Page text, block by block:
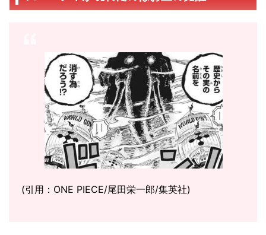
(引用：ONE PIECE/尾田栄一郎/集英社)